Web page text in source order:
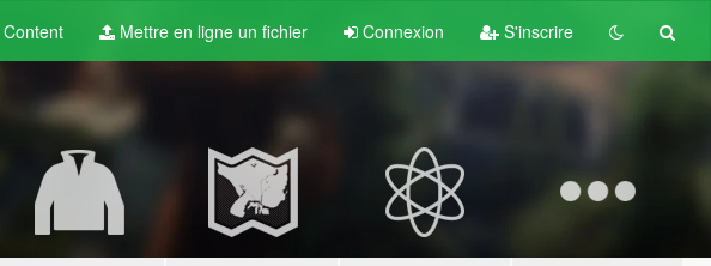
Content Mettre en ligne un fichier Connexion S'inscrire